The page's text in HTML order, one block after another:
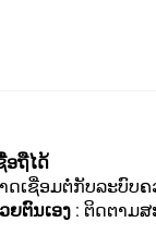
ອຖືໄດ້
ດເຊື່ອມຕໍ່ກັບລະບົບ
ຍຕົນເອງ : ຕິດຕາມ